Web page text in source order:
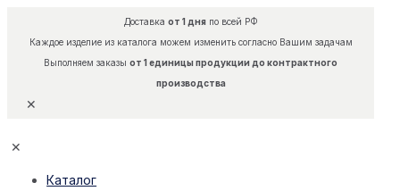
Доставка от 1 дняпо всей РФ
Каждое изделие из каталога можем изменить согласно Вашим задачам
Выполняем заказы от 1 единицы продукции до контрактного
производства
✕
✕
Каталог